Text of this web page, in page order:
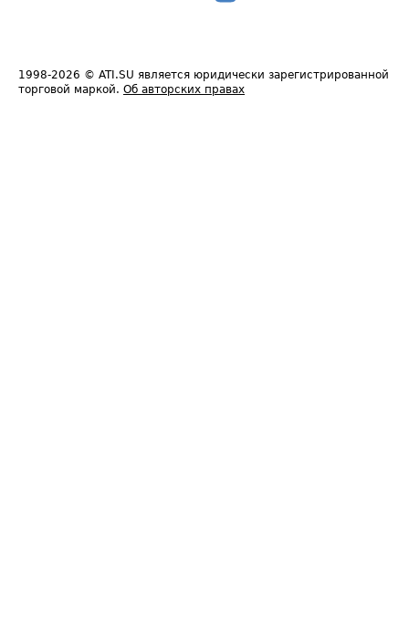
1998-2026 © ATI.SU является юридически зарегистрированной
торговой маркой. Об авторских правах